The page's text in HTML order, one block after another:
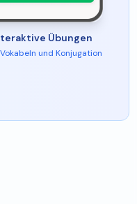
Übungen
und Konjugation